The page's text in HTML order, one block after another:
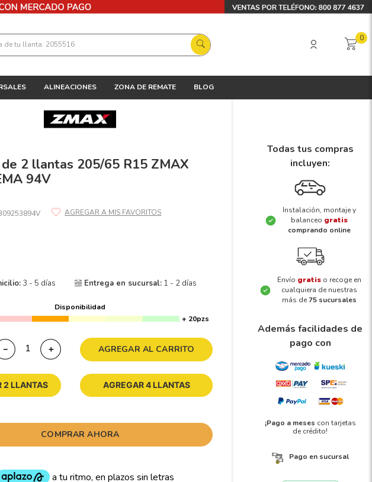
de tu llanta: 2055516 0
ALINEACIONES ZONA DE REMATE BLOG
2 llantas 205/65 R15 ZMAX
94V
3 - 5 días Entrega en sucursal: 1 - 2 días
Disponibilidad
+ 20pzs
＋
－ AGREGAR AL CARRITO
2 LLANTAS AGREGAR 4 LLANTAS
COMPRAR AHORA
Todas tus compras
incluyen:
Instalación, montaje y
balanceo gratis
comprando online
Envío gratis o recoge en
cualquiera de nuestras
más de75 sucursales
Además facilidades de
pago con
¡Pago a meses con tarjetas
de crédito!
Pago en sucursal